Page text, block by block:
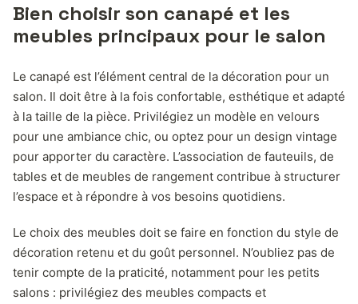
Bien choisir son canapé et les
meubles principaux pour le salon
Le canapé est l’élément central de la décoration pour un
salon. Il doit être à la fois confortable, esthétique et adapté
à la taille de la pièce. Privilégiez un modèle en velours
pour une ambiance chic, ou optez pour un design vintage
pour apporter du caractère. L’association de fauteuils, de
tables et de meubles de rangement contribue à structurer
l’espace et à répondre à vos besoins quotidiens.
Le choix des meubles doit se faire en fonction du style de
décoration retenu et du goût personnel. N’oubliez pas de
tenir compte de la praticité, notamment pour les petits
salons : privilégiez des meubles compacts et